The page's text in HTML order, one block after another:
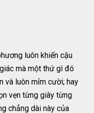
luôn khiến cậu
mà một thứ gì đó
và luôn mỉm cười; hay
vẹn từng giây từng
chẳng dài này của